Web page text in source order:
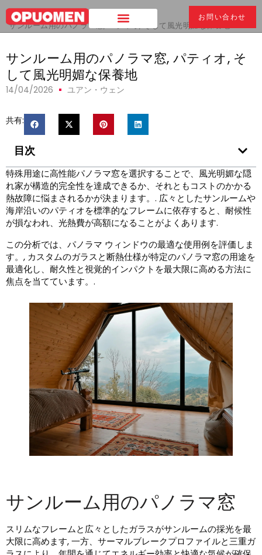
お問い合わせ
家 >
サンルーム用のパノラマ窓, パティオ, そして風光明媚な保養地
サンルーム用のパノラマ窓, パティオ, そ
して風光明媚な保養地
14/04/2026 ユアン・ウェン
共有:
目次
特殊用途に高性能パノラマ窓を選択することで、風光明媚な隠
れ家が構造的完全性を達成できるか、それともコストのかかる
熱故障に悩まされるかが決まります。. 広々としたサンルームや
海岸沿いのパティオを標準的なフレームに依存すると、耐候性
が損なわれ、光熱費が高額になることがよくあります.
この分析では、パノラマ ウィンドウの最適な使用例を評価しま
す。, カスタムのガラスと断熱仕様が特定のパノラマ窓の用途を
最適化し、耐久性と視覚的インパクトを最大限に高める方法に
焦点を当てています。.
サンルーム用のパノラマ窓
スリムなフレームと広々としたガラスがサンルームの採光を最
大限に高めます, 一方、サーマルブレークプロファイルと三重ガ